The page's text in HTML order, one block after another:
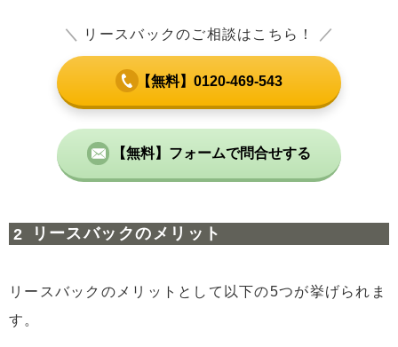
＼ リースバックのご相談はこちら！ ／
【無料】0120-469-543
【無料】フォームで問合せする
リースバックのメリット
リースバックのメリットとして以下の5つが挙げられま
す。